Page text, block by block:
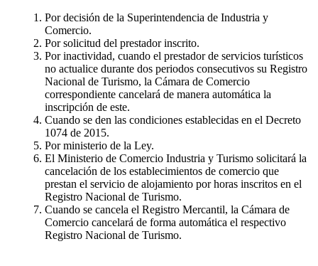
Por decisión de la Superintendencia de Industria y
Comercio.
Por solicitud del prestador inscrito.
Por inactividad, cuando el prestador de servicios turísticos
no actualice durante dos periodos consecutivos su Registro
Nacional de Turismo, la Cámara de Comercio
correspondiente cancelará de manera automática la
inscripción de este.
Cuando se den las condiciones establecidas en el Decreto
1074 de 2015.
Por ministerio de la Ley.
El Ministerio de Comercio Industria y Turismo solicitará la
cancelación de los establecimientos de comercio que
prestan el servicio de alojamiento por horas inscritos en el
Registro Nacional de Turismo.
Cuando se cancela el Registro Mercantil, la Cámara de
Comercio cancelará de forma automática el respectivo
Registro Nacional de Turismo.